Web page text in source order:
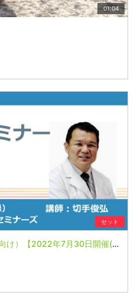
01:04
セット
🎥創傷管理セミナー（看護師向け）【2022年7月30日開催(収録)】